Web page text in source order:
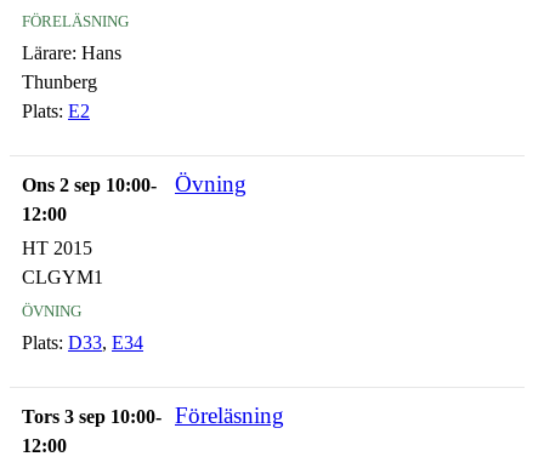
föreläsning
Lärare: Hans
Thunberg
Plats: E2
Ons 2 sep 10:00-
12:00
Övning
HT 2015
CLGYM1
övning
Plats: D33, E34
Tors 3 sep 10:00-
12:00
Föreläsning